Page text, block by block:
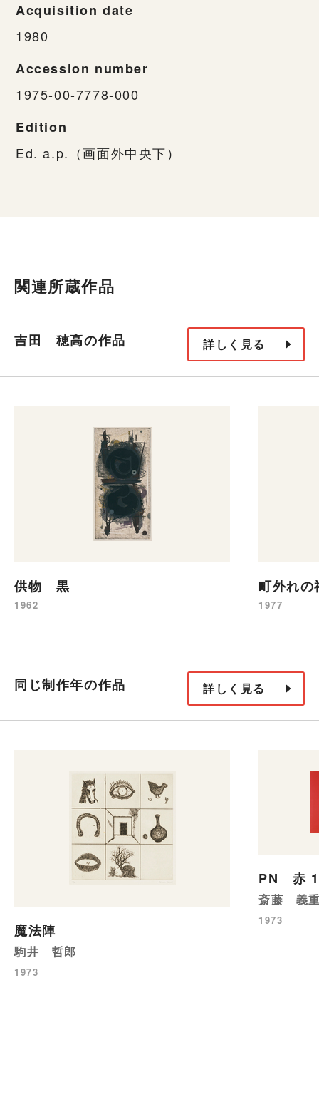
Acquisition date
1980
Accession number
1975-00-7778-000
Edition
Ed. a.p.（画面外中央下）
関連所蔵作品
吉田 穂高の作品 詳しく見る
供物 黒
1962
町外れ
1977
同じ制作年の作品 詳しく見る
魔法陣
駒井 哲郎
1973
PN 赤
斎藤 義
1973